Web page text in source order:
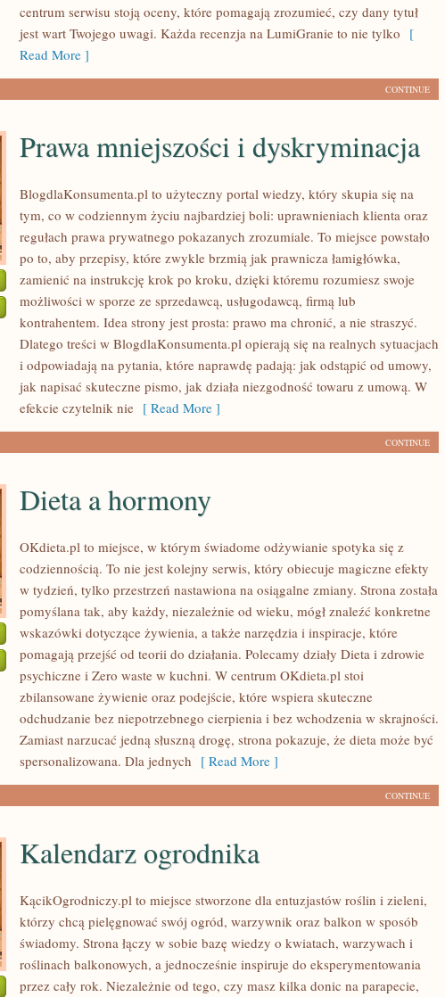
centrum serwisu stoją oceny, które pomagają zrozumieć, czy dany tytuł
jest wart Twojego uwagi. Każda recenzja na LumiGranie to nie tylko [
Read More ]
CONTINUE
Prawa mniejszości i dyskryminacja
BlogdlaKonsumenta.pl to użyteczny portal wiedzy, który skupia się na
tym, co w codziennym życiu najbardziej boli: uprawnieniach klienta oraz
regułach prawa prywatnego pokazanych zrozumiale. To miejsce powstało
po to, aby przepisy, które zwykle brzmią jak prawnicza łamigłówka,
zamienić na instrukcję krok po kroku, dzięki któremu rozumiesz swoje
możliwości w sporze ze sprzedawcą, usługodawcą, firmą lub
kontrahentem. Idea strony jest prosta: prawo ma chronić, a nie straszyć.
Dlatego treści w BlogdlaKonsumenta.pl opierają się na realnych sytuacjach
i odpowiadają na pytania, które naprawdę padają: jak odstąpić od umowy,
jak napisać skuteczne pismo, jak działa niezgodność towaru z umową. W
efekcie czytelnik nie [ Read More ]
CONTINUE
Dieta a hormony
OKdieta.pl to miejsce, w którym świadome odżywianie spotyka się z
codziennością. To nie jest kolejny serwis, który obiecuje magiczne efekty
w tydzień, tylko przestrzeń nastawiona na osiągalne zmiany. Strona została
pomyślana tak, aby każdy, niezależnie od wieku, mógł znaleźć konkretne
wskazówki dotyczące żywienia, a także narzędzia i inspiracje, które
pomagają przejść od teorii do działania. Polecamy działy Dieta i zdrowie
psychiczne i Zero waste w kuchni. W centrum OKdieta.pl stoi
zbilansowane żywienie oraz podejście, które wspiera skuteczne
odchudzanie bez niepotrzebnego cierpienia i bez wchodzenia w skrajności.
Zamiast narzucać jedną słuszną drogę, strona pokazuje, że dieta może być
spersonalizowana. Dla jednych [ Read More ]
CONTINUE
Kalendarz ogrodnika
KącikOgrodniczy.pl to miejsce stworzone dla entuzjastów roślin i zieleni,
którzy chcą pielęgnować swój ogród, warzywnik oraz balkon w sposób
świadomy. Strona łączy w sobie bazę wiedzy o kwiatach, warzywach i
roślinach balkonowych, a jednocześnie inspiruje do eksperymentowania
przez cały rok. Niezależnie od tego, czy masz kilka donic na parapecie,